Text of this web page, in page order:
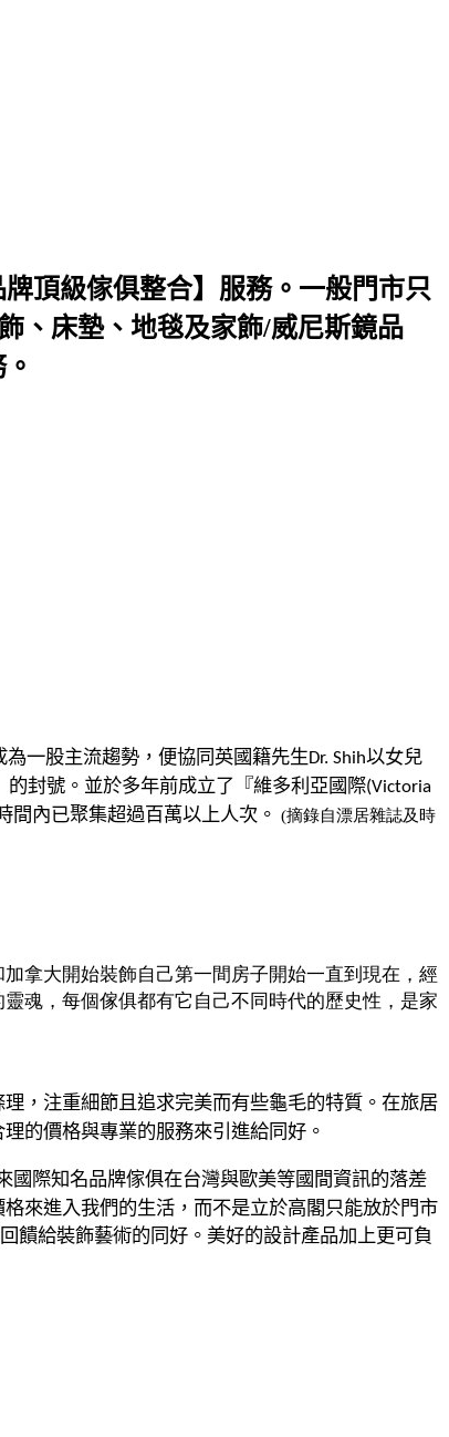
頂級傢俱整合】服務。一般門市只
、床墊、地毯及家飾/威尼斯鏡品
一股主流趨勢，便協同英國籍先生Dr. Shih以女兒
的封號。並於多年前成立了『維多利亞國際(Victoria
間內已聚集超過百萬以上人次。 (摘錄自漂居雜誌及時
拿大開始裝飾自己第一間房子開始一直到現在， 經
魂，每個傢俱都有它自己不同時代的歷史性，是家
，注重細節且追求完美而有些龜毛的特質。在旅居
的價格與專業的服務來引進給同好 。
國際知名品牌傢俱在台灣與歐美等國間資訊的落差
來進入我們的生活，而不是立於高閣只能放於門市
饋給裝飾藝術的同好。美好的設計產品加上更可負